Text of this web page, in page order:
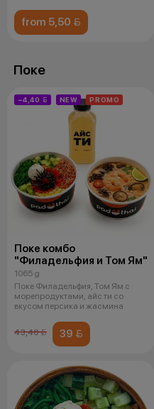
from 5,50 
Поке
−4,40  NEW PROMO
Поке комбо
"Филадельфия и Том Ям"
1065 g
Поке Филадельфия, Том Ям с
морепродуктами, айс ти со
вкусом персика и жасмина
43,40  39 